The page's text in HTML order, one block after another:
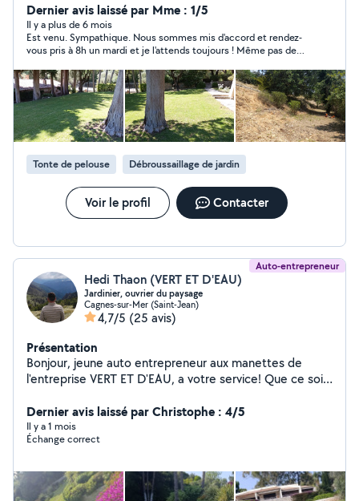
service de ménage particuliers et locations saisonnières.
Dernier avis laissé par Mme : 1/5
Il y a plus de 6 mois
Est venu. Sympathique. Nous sommes mis d'accord et rendez-
vous pris à 8h un mardi et je l'attends toujours ! Même pas de
m'étonnant de ne pas le voir venir !!! Pas sérieux donc
Tonte de pelouse Débroussaillage de jardin
Voir le profil Contacter
Auto-entrepreneur
Hedi Thaon (VERT ET D'EAU)
Jardinier, ouvrier du paysage
Cagnes-sur-Mer (Saint-Jean)
4,7/5 (25 avis)
Présentation
Bonjour, jeune auto entrepreneur aux manettes de
l'entreprise VERT ET D'EAU, a votre service! Que ce soit
remise en etat générale, tailles de haies, arrosage
automatique, en passant par du gros débroussaillage au
simple nettoyage, je sais tout faire! Je suis la pour
temps et en heure avec du matériel professionnel, alors
n'hésitez pas ! adoptez moi !
Dernier avis laissé par Christophe : 4/5
Il y a 1 mois
Échange correct